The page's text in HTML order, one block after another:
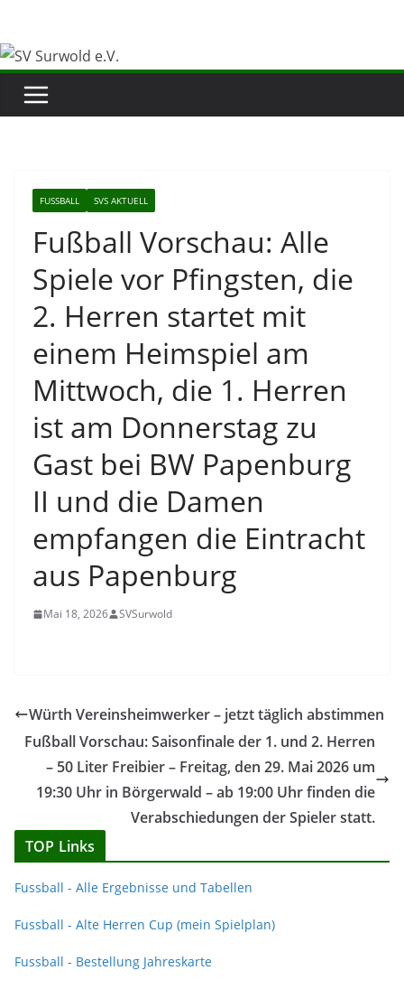
springen
FUSSBALL SVS AKTUELL
Fußball Vorschau: Alle
Spiele vor Pfingsten, die
2. Herren startet mit
einem Heimspiel am
Mittwoch, die 1. Herren
ist am Donnerstag zu
Gast bei BW Papenburg
II und die Damen
empfangen die Eintracht
aus Papenburg
Mai 18, 2026 SVSurwold
Würth Vereinsheimwerker – jetzt täglich abstimmen
Fußball Vorschau: Saisonfinale der 1. und 2. Herren
– 50 Liter Freibier – Freitag, den 29. Mai 2026 um
19:30 Uhr in Börgerwald – ab 19:00 Uhr finden die
Verabschiedungen der Spieler statt.
TOP Links
Fussball - Alle Ergebnisse und Tabellen
Fussball - Alte Herren Cup (mein Spielplan)
Fussball - Bestellung Jahreskarte